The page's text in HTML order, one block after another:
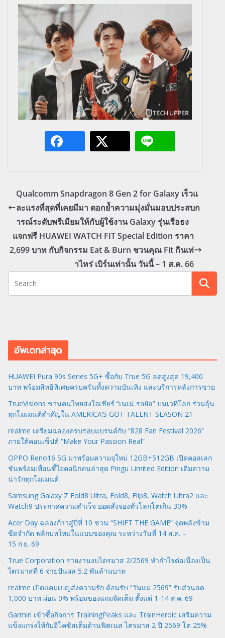
Qualcomm Snapdragon 8 Gen 2 for Galaxy เร็วแ
ละแรงที่สุดที่เคยมีมา ตอกย้ำความมุ่งมั่นมอบประสบก
ารณ์ระดับพรีเมียมให้กับผู้ใช้งาน Galaxy รุ่นเรือธง
แจกฟรี HUAWEI WATCH FIT Special Edition ราคา
2,699 บาท กับกิจกรรม Eat & Burn ชวนคุณ Fit กินเท่
าไหร่ เบิร์นเท่านั้น วันนี้ – 1 ส.ค. 66
อัพเดทล่าสุด
HUAWEI Pura 90s Series 5G+ ซื้อกับ True 5G ลดสูงสุด 19,400
บาท พร้อมสิทธิพิเศษครบครันทั้งความบันเทิง และบริการหลังการขาย
TrueVisions ชวนคนไทยส่งใจเชียร์ “เนเน่ รอยัล” บนเวทีโลก ร่วมลุ้น
ทุกโมเมนต์สำคัญใน AMERICA’S GOT TALENT SEASON 21
realme เตรียมฉลองครบรอบแบรนด์กับ “828 Fan Festival 2026”
ภายใต้คอนเซ็ปต์ “Make Your Passion Real”
OPPO Reno16 5G มาพร้อมความจุใหม่ 12GB+512GB เปิดคอลเลก
ชันพร้อมเพื่อนซี้ไอคอนิกคนล่าสุด Pingu Limited Edition เติมความ
น่ารักทุกโมเมนต์
Samsung Galaxy Z Fold8 Ultra, Fold8, Flip8, Watch Ultra2 และ
Watch9 ประกาศความสำเร็จ ยอดสั่งจองทั่วโลกโตเกิน 30%
Acer Day ฉลองก้าวสู่ปีที่ 10 ชวน “SHIFT THE GAME” จุดพลังข้าม
ขีดจำกัด พลิกบทใหม่ในแบบของคุณ ระหว่างวันที่ 14 ส.ค. –
15 ก.ย. 69
True Corporation รายงานงบไตรมาส 2/2569 ทำกำไรต่อเนื่องเป็น
ไตรมาสที่ 6 จ่ายปันผล 5.2 พันล้านบาท
realme เปิดแคมเปญส่งความรัก ต้อนรับ “วันแม่ 2569” รับส่วนลด
1,000 บาท ผ่อน 0% พร้อมของแถมจัดเต็ม ตั้งแต่ 1-14 ส.ค. 69
Garmin เข้าซื้อกิจการ TrainingPeaks และ TrainHeroic เสริมความ
แข็งแกร่งให้กับอีโคซิสเต็มด้านฟิตเนส ไตรมาส 2 ปี 2569 โต 25%